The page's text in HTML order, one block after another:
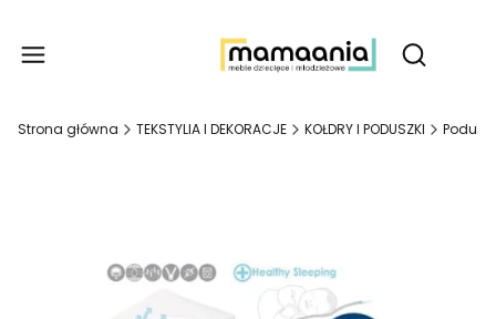
Otwórz
Strona główna TEKSTYLIA I DEKORACJE KOŁDRY I PODUSZKI